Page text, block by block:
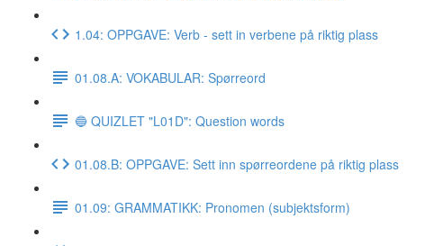
1.04: OPPGAVE: Verb - sett in verbene på riktig plass
01.08.A: VOKABULAR: Spørreord
🔵 QUIZLET "L01D": Question words
01.08.B: OPPGAVE: Sett inn spørreordene på riktig plass
01.09: GRAMMATIKK: Pronomen (subjektsform)